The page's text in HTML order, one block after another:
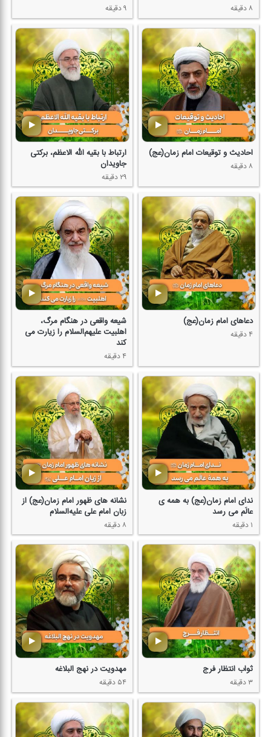
۸ دقیقه ۹ دقیقه
احادیث و توقیعات امام زمان(عج)
۸ دقیقه
ارتباط با بقیه الله الاعظم، بركتی
جاویدان
۲۹ دقیقه
دعاهای امام زمان(عج)
۴ دقیقه
شیعه واقعی در هنگام مرگ،
اهلبیت علیهم‌السلام را زیارت می
كند
۴ دقیقه
ندای امام زمان(عج) به همه ی
عالَم می رسد
۱ دقیقه
نشانه های ظهور امام زمان(عج) از
زبان امام علی علیه‌السلام
۸ دقیقه
ثواب انتظار فرج
۳ دقیقه
مهدویت در نهج البلاغه
۵۴ دقیقه